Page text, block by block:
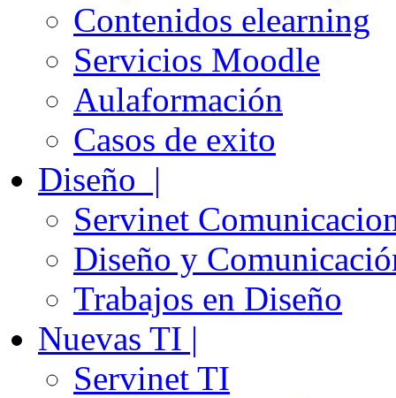
Contenidos elearning
Servicios Moodle
Aulaformación
Casos de exito
Diseño |
Servinet
Diseño y
Trabajos en Diseño
Nuevas TI |
Servinet TI